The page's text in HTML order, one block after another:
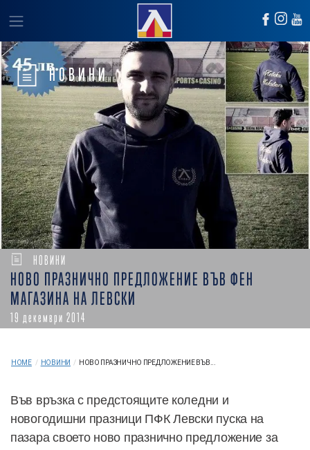
НОВИНИ
НОВИНИ
НОВО ПРАЗНИЧНО ПРЕДЛОЖЕНИЕ ВЪВ ФЕН
МАГАЗИНА НА ЛЕВСКИ
19 декември 2014
HOME / НОВИНИ / НОВО ПРАЗНИЧНО ПРЕДЛОЖЕНИЕ ВЪВ...
Във връзка с предстоящите коледни и
новогодишни празници ПФК Левски пуска на
пазара своето ново празнично предложение за